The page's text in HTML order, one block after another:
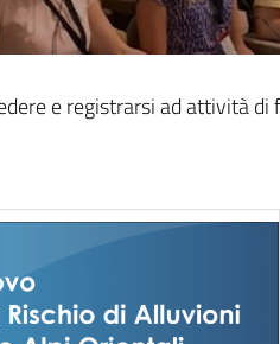
e registrarsi ad attività